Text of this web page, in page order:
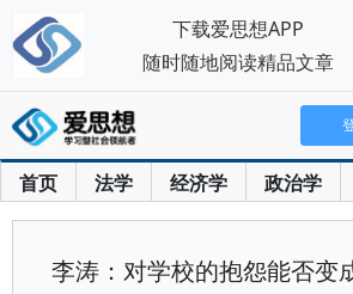
首页 法学 经济学 政治学
李涛：对学校的抱怨能否变
下载爱思想APP
随时随地阅读精品文章